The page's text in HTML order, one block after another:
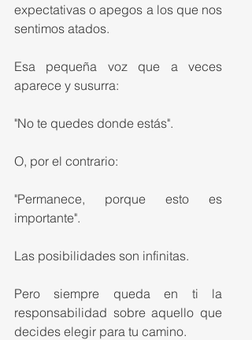
expectativas o apegos a los que nos
sentimos atados.
Esa pequeña voz que a veces
aparece y susurra:
"No te quedes donde estás".
O, por el contrario:
"Permanece, porque esto es
importante".
Las posibilidades son infinitas.
Pero siempre queda en ti la
responsabilidad sobre aquello que
decides elegir para tu camino.